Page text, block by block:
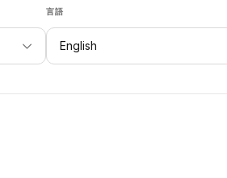
言語
English